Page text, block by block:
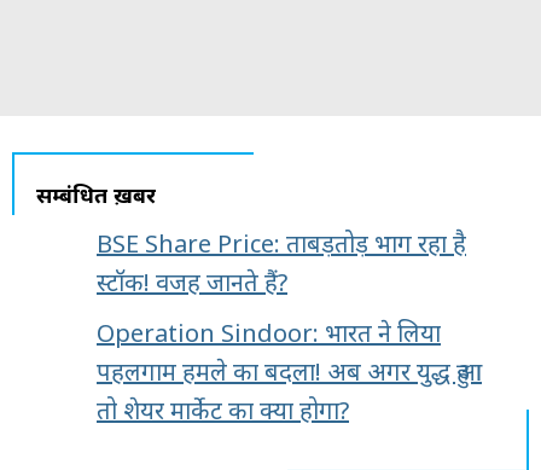
सम्बंधित ख़बरें
BSE Share Price: ताबड़तोड़ भाग रहा है
स्टॉक! वजह जानते हैं?
Operation Sindoor: भारत ने लिया
पहलगाम हमले का बदला! अब अगर युद्ध हुआ
तो शेयर मार्केट का क्‍या होगा?